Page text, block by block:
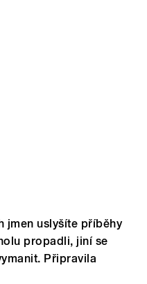
jmen uslyšíte příběhy
propadli, jiní se
Připravila